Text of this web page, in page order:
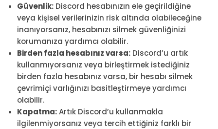
Güvenlik: Discord hesabınızın ele geçirildiğine
veya kişisel verilerinizin risk altında olabileceğine
inanıyorsanız, hesabınızı silmek güvenliğinizi
korumanıza yardımcı olabilir.
Birden fazla hesabınız varsa: Discord’u artık
kullanmıyorsanız veya birleştirmek istediğiniz
birden fazla hesabınız varsa, bir hesabı silmek
çevrimiçi varlığınızı basitleştirmeye yardımcı
olabilir.
Kapatma:Artık Discord’u kullanmakla
ilgilenmiyorsanız veya tercih ettiğiniz farklı bir